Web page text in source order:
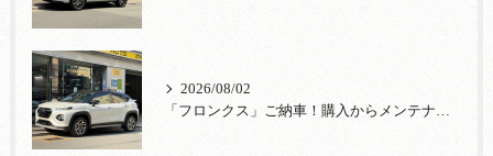
2026/08/02
「フロンクス」ご納車！購入からメンテナンス・リコールまで！宮口自動車